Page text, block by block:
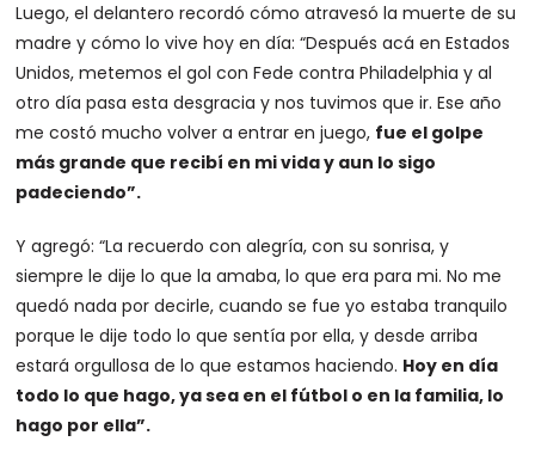
Luego, el delantero recordó cómo atravesó la muerte de su
madre y cómo lo vive hoy en día: “Después acá en Estados
Unidos, metemos el gol con Fede contra Philadelphia y al
otro día pasa esta desgracia y nos tuvimos que ir. Ese año
me costó mucho volver a entrar en juego, fue el golpe
más grande que recibí en mi vida y aun lo sigo
padeciendo”.
Y agregó: “La recuerdo con alegría, con su sonrisa, y
siempre le dije lo que la amaba, lo que era para mi. No me
quedó nada por decirle, cuando se fue yo estaba tranquilo
porque le dije todo lo que sentía por ella, y desde arriba
estará orgullosa de lo que estamos haciendo. Hoy en día
todo lo que hago, ya sea en el fútbol o en la familia, lo
hago por ella”.